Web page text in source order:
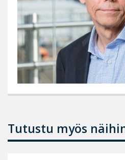
Tutustu myös